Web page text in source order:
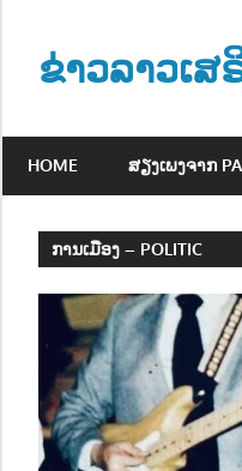
contentຂ່າວລາວເສ
ວ
ະ
ຂ່
າ
ວ
HOME ສຽງເພງຈາກ
ການເມືອງ – POLITIC